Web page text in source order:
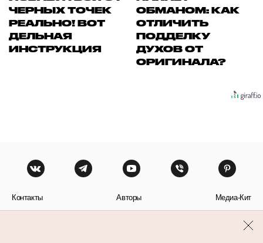
ЧЕРНЫХ ТОЧЕК
РЕАЛЬНО! ВОТ
ДЕЛЬНАЯ
ИНСТРУКЦИЯ
ОБМАНОМ: КАК
ОТЛИЧИТЬ
ПОДДЕЛКУ
ДУХОВ ОТ
ОРИГИНАЛА?
Контакты Авторы Медиа-Кит